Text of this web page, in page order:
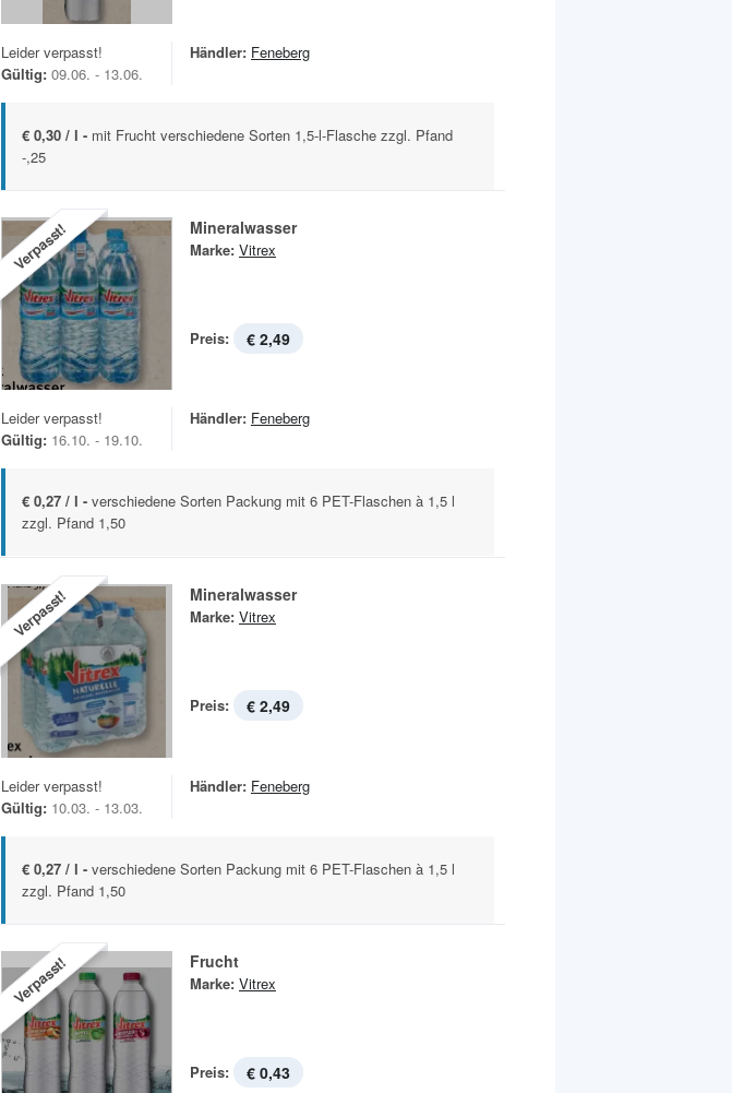
Leider verpasst!
Gültig: 09.06. - 13.06.
Händler: Feneberg
€ 0,30 / l - mit Frucht verschiedene Sorten 1,5-l-Flasche zzgl. Pfand
-,25
Verpasst! Mineralwasser
Marke: Vitrex
Preis: € 2,49
Leider verpasst!
Gültig: 16.10. - 19.10.
Händler: Feneberg
€ 0,27 / l - verschiedene Sorten Packung mit 6 PET-Flaschen à 1,5 l
zzgl. Pfand 1,50
Verpasst! Mineralwasser
Marke: Vitrex
Preis: € 2,49
Leider verpasst!
Gültig: 10.03. - 13.03.
Händler: Feneberg
€ 0,27 / l - verschiedene Sorten Packung mit 6 PET-Flaschen à 1,5 l
zzgl. Pfand 1,50
Verpasst! Frucht
Marke: Vitrex
Preis: € 0,43